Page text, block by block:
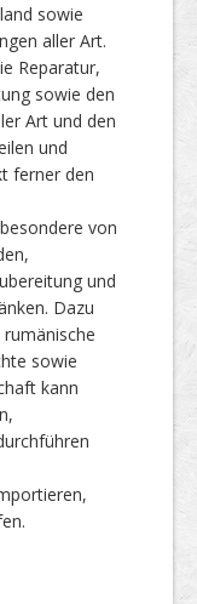
sowie
aller Art.
Reparatur,
sowie den
Art und den
und
ferner den
von
und
Dazu
sowie
kann